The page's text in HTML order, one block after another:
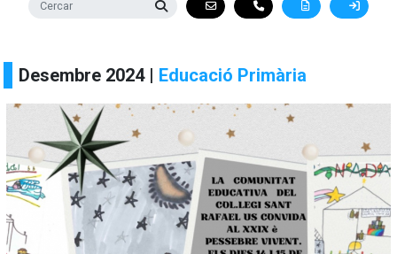
Desembre 2024 | Educació Primària